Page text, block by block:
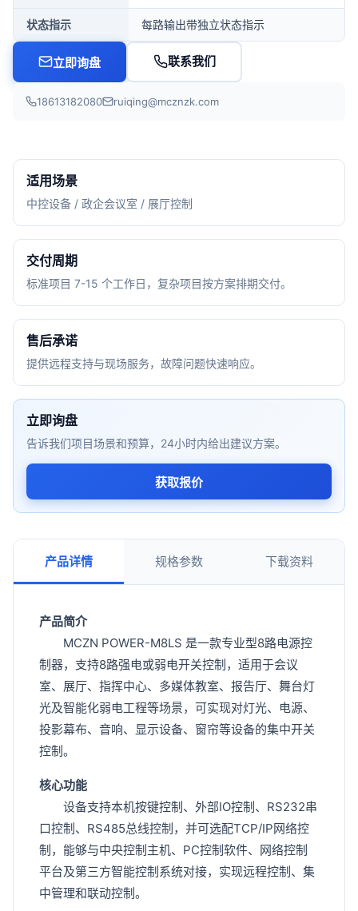
状态指示 每路输出带独立状态指示
立即询盘 联系我们
18613182080 ruiqing@mcznzk.com
适用场景
中控设备 / 政企会议室 / 展厅控制
交付周期
标准项目 7-15 个工作日，复杂项目按方案排期交付。
售后承诺
提供远程支持与现场服务，故障问题快速响应。
立即询盘
告诉我们项目场景和预算，24小时内给出建议方案。
获取报价
产品详情 规格参数 下载资料
产品简介
MCZN POWER-M8LS 是一款专业型8路电源控
制器，支持8路强电或弱电开关控制，适用于会议
室、展厅、指挥中心、多媒体教室、报告厅、舞台灯
光及智能化弱电工程等场景，可实现对灯光、电源、
投影幕布、音响、显示设备、窗帘等设备的集中开关
控制。
核心功能
设备支持本机按键控制、外部IO控制、RS232串
口控制、RS485总线控制，并可选配TCP/IP网络控
制，能够与中央控制主机、PC控制软件、网络控制
平台及第三方智能控制系统对接，实现远程控制、集
中管理和联动控制。